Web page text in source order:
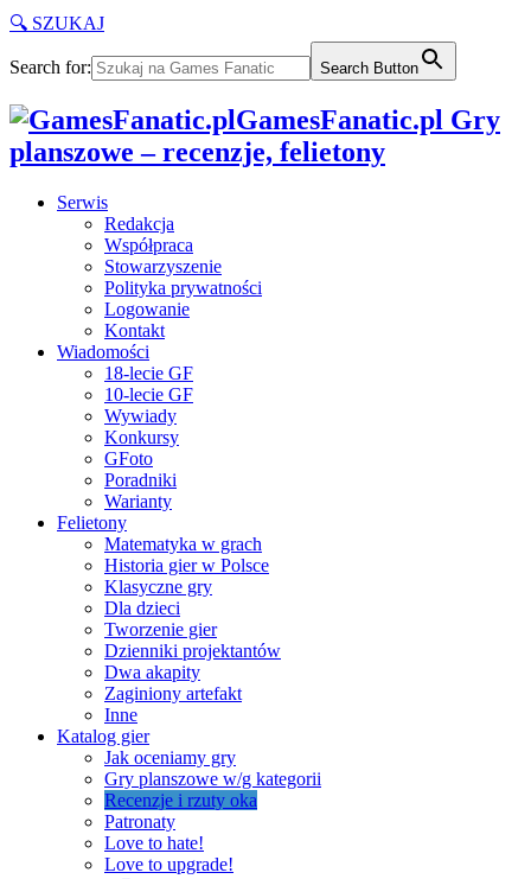
🔍 SZUKAJ
Search for: Search Button
GamesFanatic.pl Gry
planszowe – recenzje, felietony
Serwis
Redakcja
Współpraca
Stowarzyszenie
Polityka prywatności
Logowanie
Kontakt
Wiadomości
18-lecie GF
10-lecie GF
Wywiady
Konkursy
GFoto
Poradniki
Warianty
Felietony
Matematyka w grach
Historia gier w Polsce
Klasyczne gry
Dla dzieci
Tworzenie gier
Dzienniki projektantów
Dwa akapity
Zaginiony artefakt
Inne
Katalog gier
Jak oceniamy gry
Gry planszowe w/g kategorii
Recenzje i rzuty oka
Patronaty
Love to hate!
Love to upgrade!